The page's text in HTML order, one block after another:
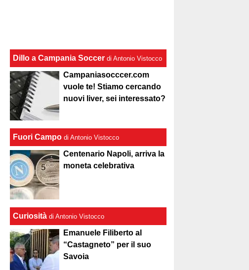
Dillo a Campania Soccer di Antonio Vistocco
Campaniasocccer.com
vuole te! Stiamo cercando
nuovi liver, sei interessato?
Fuori Campo di Antonio Vistocco
Centenario Napoli, arriva la
moneta celebrativa
Curiosità di Antonio Vistocco
Emanuele Filiberto al
“Castagneto” per il suo
Savoia